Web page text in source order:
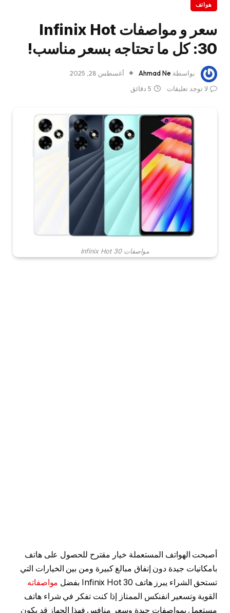
هواتف
سعر و مواصفات Infinix Hot
30: كل ما تحتاجه بسعر مناسب!
بواسطة Ahmad Ne
أغسطس 28, 2025
لا توجد تعليقات
5 دقائق
مواصفات Infinix Hot 30
أصبحت الهواتف المستعملة خيار مقترح للحصول على هاتف
بامكانيات جيدة دون إنفاق مبالغ كبيرة ومن بين الخيارات التي
تستحق الشراء يبرز هاتف Infinix Hot 30 بفضل
مواصفاته
القوية وتسعير انفنكس الممتاز إذا كنت تفكر في شراء هاتف
مستعمل بمواصفات جيدة وسعر منافس فهذا الجهاز قد يكون